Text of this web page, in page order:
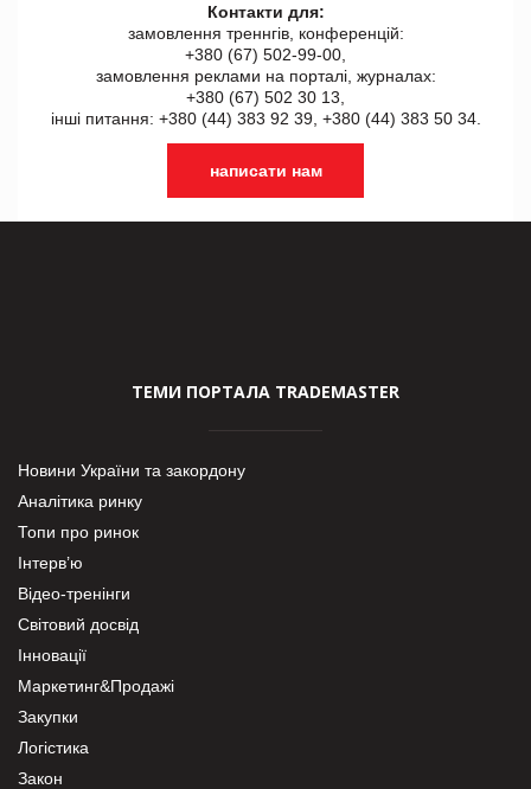
Контакти для:
замовлення треннгів, конференцій:
+380 (67) 502-99-00,
замовлення реклами на порталі, журналах:
+380 (67) 502 30 13,
інші питання: +380 (44) 383 92 39, +380 (44) 383 50 34.
написати нам
ТЕМИ ПОРТАЛА TRADEMASTER
Новини України та закордону
Аналітика ринку
Топи про ринок
Інтерв’ю
Відео-тренінги
Світовий досвід
Інновації
Маркетинг&Продажі
Закупки
Логістика
Закон